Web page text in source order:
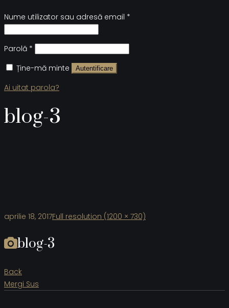
Nume utilizator sau adresă email *
Parolă *
Ține-mă minte
Autentificare
Ai uitat parola?
blog-3
aprilie 18, 2017Full resolution (1200 × 730)
blog-3
Back
Mergi Sus